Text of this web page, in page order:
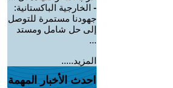
- الخارجية الباكستانية:
جهودنا مستمرة للتوصل
إلى حل شامل ومستد
...
المزيد.....
احدث الأخبار المهمة